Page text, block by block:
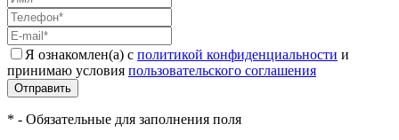
Я ознакомлен(а) с политикой конфиденциальности и
принимаю условия пользовательского соглашения
Отправить
* - Обязательные для заполнения поля